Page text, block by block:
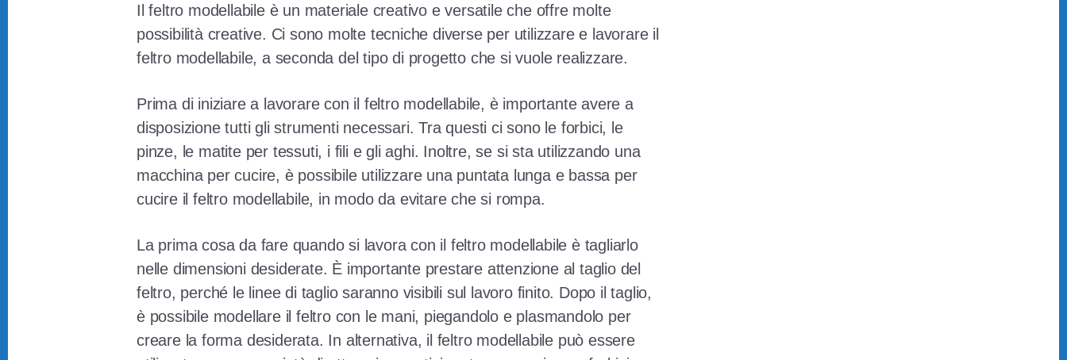
Il feltro modellabile è un materiale creativo e versatile che offre molte
possibilità creative. Ci sono molte tecniche diverse per utilizzare e lavorare il
feltro modellabile, a seconda del tipo di progetto che si vuole realizzare.
Prima di iniziare a lavorare con il feltro modellabile, è importante avere a
disposizione tutti gli strumenti necessari. Tra questi ci sono le forbici, le
pinze, le matite per tessuti, i fili e gli aghi. Inoltre, se si sta utilizzando una
macchina per cucire, è possibile utilizzare una puntata lunga e bassa per
cucire il feltro modellabile, in modo da evitare che si rompa.
La prima cosa da fare quando si lavora con il feltro modellabile è tagliarlo
nelle dimensioni desiderate. È importante prestare attenzione al taglio del
feltro, perché le linee di taglio saranno visibili sul lavoro finito. Dopo il taglio,
è possibile modellare il feltro con le mani, piegandolo e plasmandolo per
creare la forma desiderata. In alternativa, il feltro modellabile può essere